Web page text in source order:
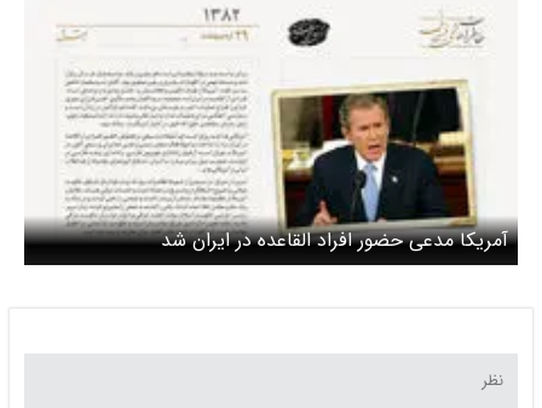
آمریکا مدعی حضور افراد القاعده در ایران شد